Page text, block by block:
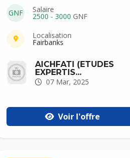
GNF Salaire
2500 - 3000 GNF
Localisation
Fairbanks
AICHFATI (ETUDES
EXPERTIS...
07 Mar, 2025
Voir l'offre